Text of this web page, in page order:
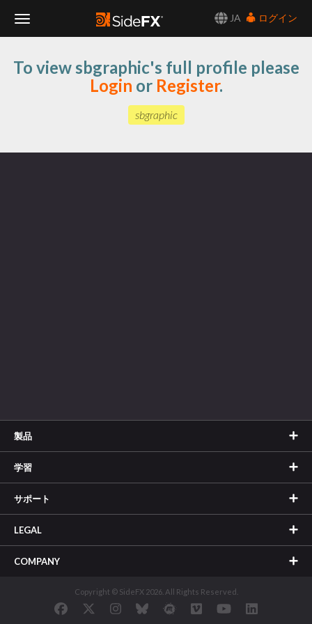
JA
ログイン
Navigation
To view sbgraphic's full profile please
Login or Register.
sbgraphic
製品
学習
サポート
LEGAL
COMPANY
Copyright © SideFX 2026. All Rights Reserved.